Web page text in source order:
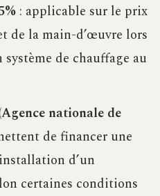
: applicable sur le prix
de la main-d’œuvre lors
de chauffage au
nationale de
de financer une
d’un
certaines conditions